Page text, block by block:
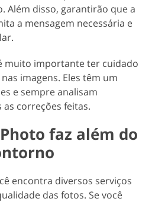
Além disso, garantirão que a
a mensagem necessária e
muito importante ter cuidado
imagens. Eles têm um
e sempre analisam
correções feitas.
faz além do
encontra diversos serviços
das fotos. Se você